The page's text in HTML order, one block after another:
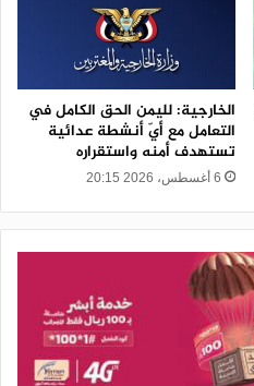
الخارجية: لليمن الحق الكامل في
التعامل مع أيّ أنشطة عدائية
تستهدف أمنه واستقراره
6 أغسطس، 2026 20:15